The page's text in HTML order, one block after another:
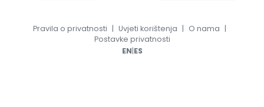
Pravila o privatnosti | Uvjeti korištenja | O nama |
Postavke privatnosti
EN|ES